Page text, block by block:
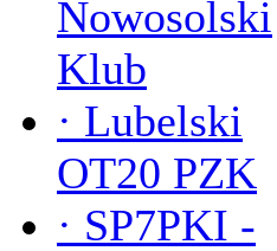
Nowosolski
Klub
· Lubelski
OT20 PZK
· SP7PKI -